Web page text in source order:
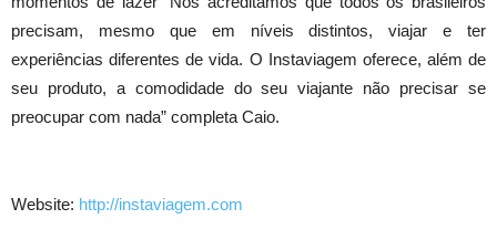
precisam, mesmo que em níveis distintos, viajar e ter
experiências diferentes de vida. O Instaviagem oferece, além de
seu produto, a comodidade do seu viajante não precisar se
preocupar com nada” completa Caio.
Website: http://instaviagem.com